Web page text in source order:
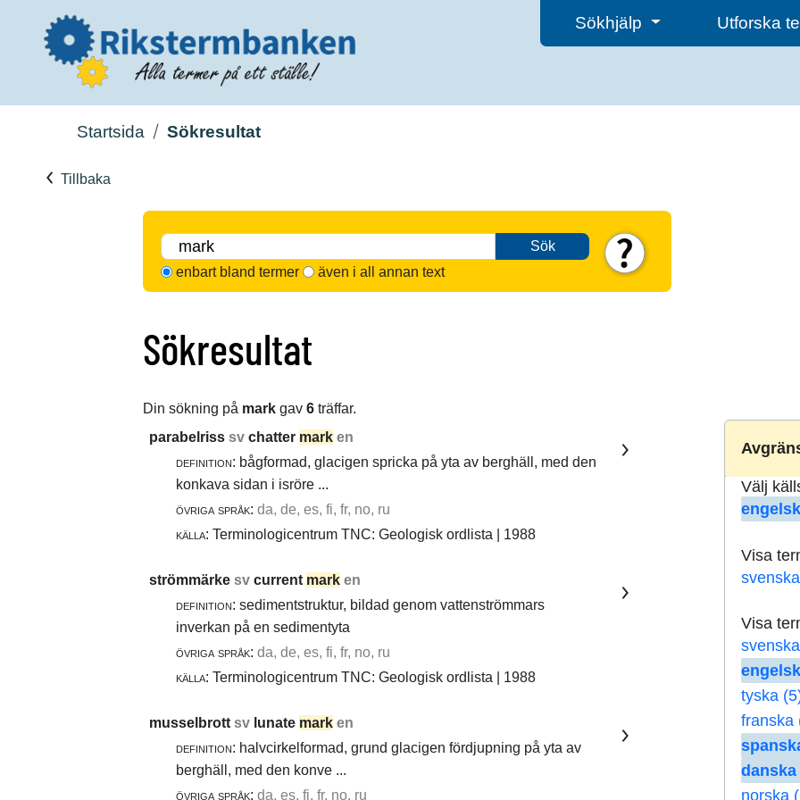
Sökhjälp Utforska
Startsida Sökresultat
Tillbaka
Sök
enbart bland termer
även i all annan text
Sökresultat
Din sökning på mark gav 6 träffar.
Välj
Visa
Visa
tyska
franska
danska
norska
parabelriss sv chatter mark en
definition: bågformad, glacigen spricka på yta av berghäll, med den
konkava sidan i isröre ...
övriga språk: da, de, es, fi, fr, no, ru
källa: Terminologicentrum TNC: Geologisk ordlista | 1988
strömmärke sv current mark en
definition: sedimentstruktur, bildad genom vattenströmmars
inverkan på en sedimentyta
övriga språk: da, de, es, fi, fr, no, ru
källa: Terminologicentrum TNC: Geologisk ordlista | 1988
musselbrott sv lunate mark en
definition: halvcirkelformad, grund glacigen fördjupning på yta av
berghäll, med den konve ...
övriga språk: da, es, fi, fr, no, ru